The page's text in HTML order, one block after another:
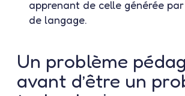
apprenant de celle générée
de langage.
Un problème
avant d’être un